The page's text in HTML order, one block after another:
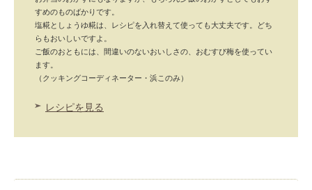
すめのものばかりです。
塩糀としょうゆ糀は、レシピを入れ替えて使っても大丈夫です。どち
らもおいしいですよ。
ご飯のおともには、間違いのないおいしさの、おむすび梅を使ってい
ます。
（クッキングコーディネーター・浜このみ）
レシピを見る